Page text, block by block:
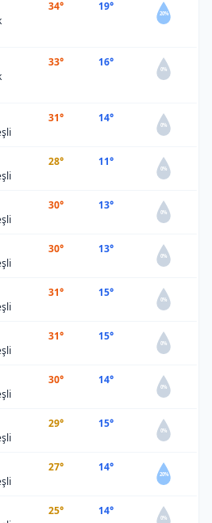
34° 19°
20%
33° 16°
0%
31° 14°
0%
28° 11°
0%
30° 13°
0%
30° 13°
0%
31° 15°
0%
31° 15°
0%
30° 14°
0%
29° 15°
0%
27° 14°
20%
25° 14°
0%